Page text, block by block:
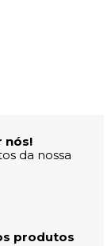
nós!
da nossa
produtos